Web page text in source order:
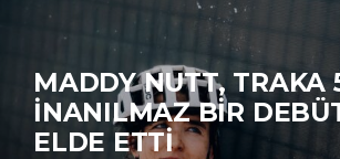
MADDY NUTT, TRAKA
İNANILMAZ BIR
ELDE ETTI